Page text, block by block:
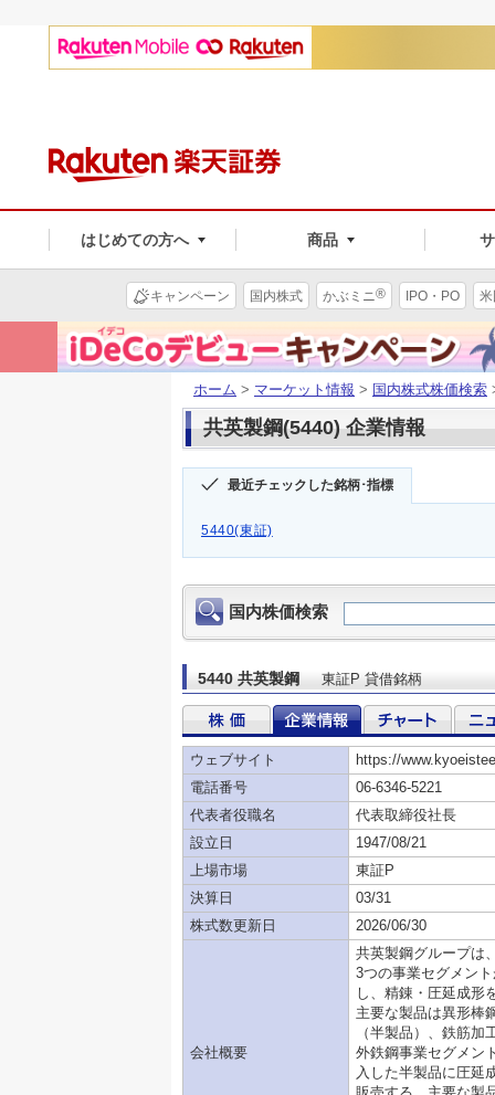
はじめての方へ 商品
キャンペーン 国内株式 かぶミニ® IPO・PO
ホーム > マーケット情報 > 国内株式株価検索
共英製鋼(5440) 企業情報
最近チェックした銘柄･指標
5440(東証)